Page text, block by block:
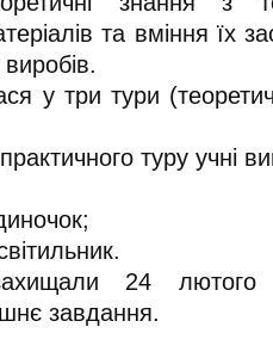
та вміння їх
у три тури
туру учні
24
завдання.